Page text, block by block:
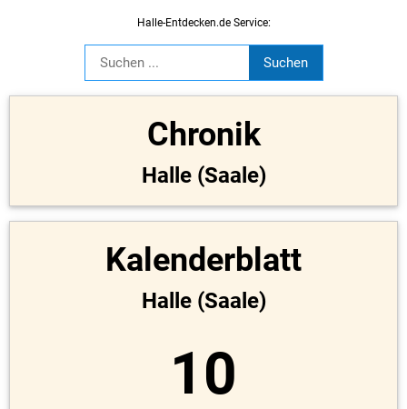
Halle-Entdecken.de Service:
Chronik
Halle (Saale)
Kalenderblatt
Halle (Saale)
10